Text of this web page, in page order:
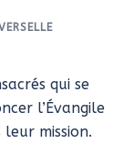
qui se
l’Évangile
mission.